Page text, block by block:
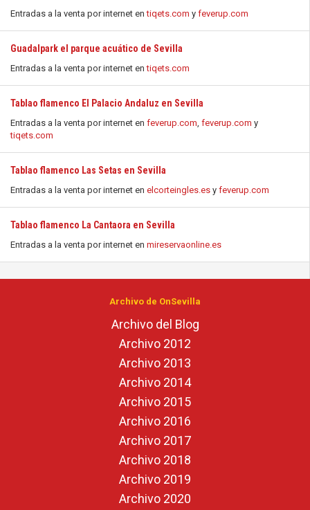
Entradas a la venta por internet entiqets.com y feverup.com
Guadalpark el parque acuático de Sevilla
Entradas a la venta por internet entiqets.com
Tablao flamenco El Palacio Andaluz en Sevilla
Entradas a la venta por internet en feverup.com, feverup.com y
tiqets.com
Tablao flamenco Las Setas en Sevilla
Entradas a la venta por internet en elcorteingles.es y feverup.com
Tablao flamenco La Cantaora en Sevilla
Entradas a la venta por internet en mireservaonline.es
Archivo de OnSevilla
Archivo del Blog
Archivo 2012
Archivo 2013
Archivo 2014
Archivo 2015
Archivo 2016
Archivo 2017
Archivo 2018
Archivo 2019
Archivo 2020